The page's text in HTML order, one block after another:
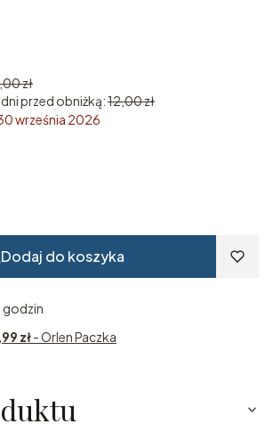
zł
przed obniżką:12,00 zł
września 2026
Dodaj do koszyka
godzin
zł- Orlen Paczka